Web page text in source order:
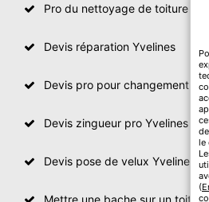
Pro du nettoyage de toiture
Devis réparation Yvelines
Devis pro pour changement de
Devis zingueur pro Yvelines
Devis pose de velux Yvelines
Mettre une bache sur un toit
le
(